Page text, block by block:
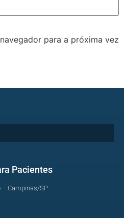
para a próxima vez
Pacientes
– Campinas/SP